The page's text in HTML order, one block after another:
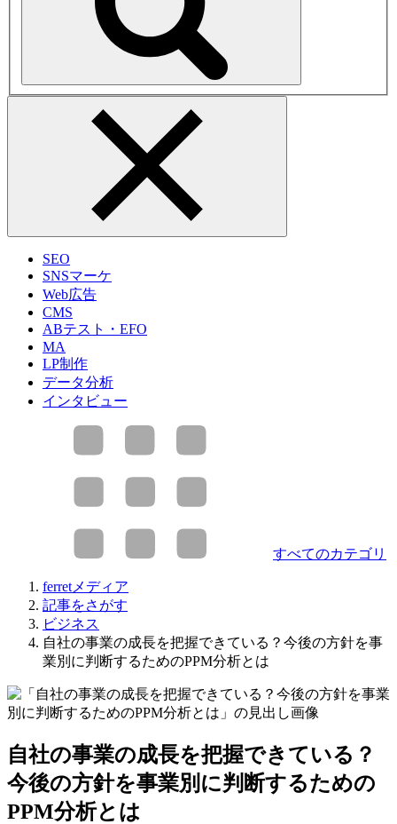
SEO
SNSマーケ
Web広告
CMS
ABテスト・EFO
MA
LP制作
データ分析
インタビュー
すべてのカテゴリ
ferretメディア
記事をさがす
ビジネス
自社の事業の成長を把握できている？今後の方針を事
業別に判断するためのPPM分析とは
自社の事業の成長を把握できている？
今後の方針を事業別に判断するための
PPM分析とは